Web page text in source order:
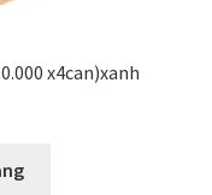
x4can)xanh